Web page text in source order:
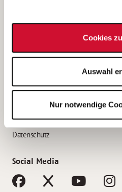
Cookies
Auswahl
Nur notwendige
Bewerbung als Altenpflegehelfer*in
Bewerbung als Erzieher*in
AWO Gliederungen nach
Impressum
Datenschutz
Social Media